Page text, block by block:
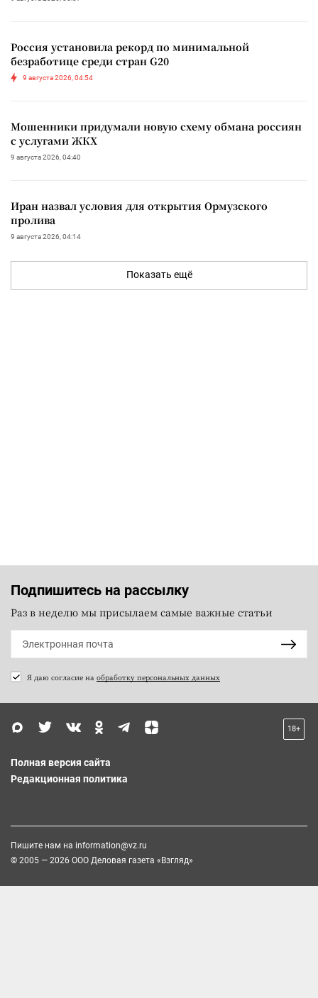
Россия установила рекорд по минимальной
безработице среди стран G20
9 августа 2026, 04:54
Мошенники придумали новую схему обмана россиян
с услугами ЖКХ
9 августа 2026, 04:40
Иран назвал условия для открытия Ормузского
пролива
9 августа 2026, 04:14
Показать ещё
Подпишитесь на рассылку
Раз в неделю мы присылаем самые важные статьи
Я даю согласие на обработку персональных данных
18+
Полная версия сайта
Редакционная политика
Пишите нам на information@vz.ru
© 2005 — 2026 ООО Деловая газета «Взгляд»